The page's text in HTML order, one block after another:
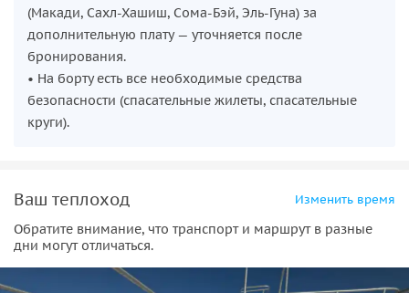
(Макади, Сахл-Хашиш, Сома-Бэй, Эль-Гуна) за
дополнительную плату — уточняется после
бронирования.
• На борту есть все необходимые средства
безопасности (спасательные жилеты, спасательные
круги).
Ваш теплоход Изменить время
Обратите внимание, что транспорт и маршрут в разные
дни могут отличаться.